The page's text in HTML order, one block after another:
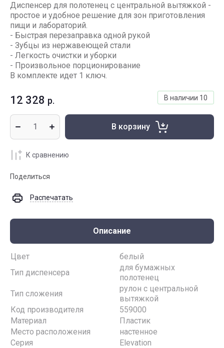
Диспенсер для полотенец с центральной вытяжкой -
простое и удобное решение для зон приготовления
пищи и лабораторий.
- Быстрая перезаправка одной рукой
- Зубцы из нержавеющей стали
- Легкость очистки и уборки
- Произвольное порционирование
В комплекте идет 1 ключ.
В наличии 10
12 328 р.
В корзину
К сравнению
Поделиться
Распечатать
Описание
Цвет
белый
Тип диспенсера
для бумажных
полотенец
Тип сложения
рулон с центральной
вытяжкой
Код производителя
559000
Материал
Пластик
Место расположения
настенное
Серия
Elevation